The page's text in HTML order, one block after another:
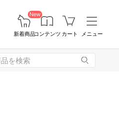
New
新着商品コンテンツ カート メニュー